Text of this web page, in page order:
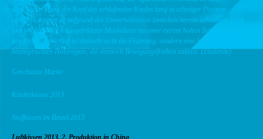
elastischer. Wenn der Kopf des schlafenden Kindes lang in schräger Position
verharrt, kommt es aufgrund des Unverhältnisses zwischen bereits schwerem Kopf
und noch schwach ausgebildeter Muskulatur zu einer extrem hohen Belastung der
Kopfgelenke. Wichtig ist deshalb nicht die Fixierung, sondern eine Stützung der
beanspruchten Halsregion, die dennoch Bewegungsfreiheit zulässt. (Zitatende)
Geschützte Marke
Kinderkissen 2013
Stoffkissen im Beutel 2013
Luftkissen 2013, 2. Produktion in China